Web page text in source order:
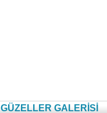
GÜZELLER GALERİSİ